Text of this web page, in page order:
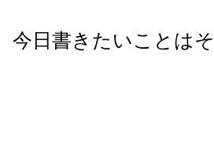
今日書きたいことは